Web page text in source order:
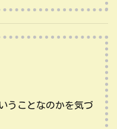
うことなのかを気づ